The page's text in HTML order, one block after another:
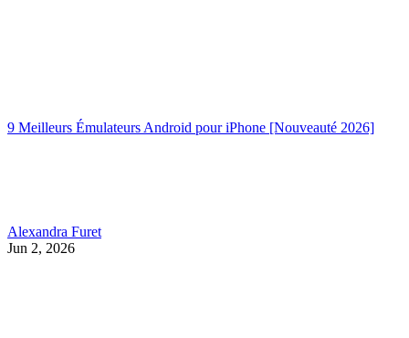
9 Meilleurs Émulateurs Android pour iPhone [Nouveauté 2026]
Alexandra Furet
Jun 2, 2026